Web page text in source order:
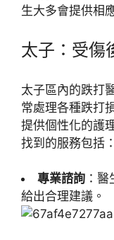
生大多會提供相
太子：受傷
太子區內的跌打
常處理各種跌打
提供個性化的護
找到的服務包括：
專業諮詢 ：
給出合理建議。